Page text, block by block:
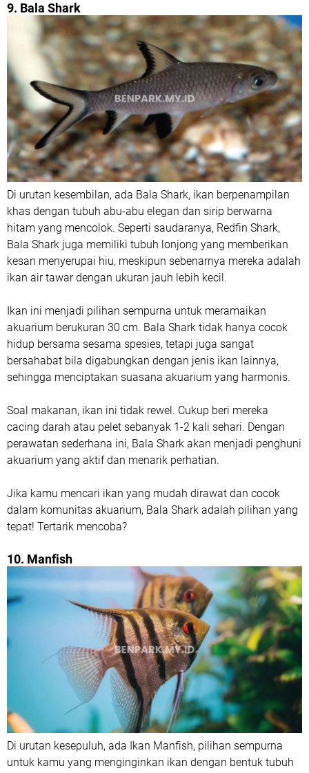
9. Bala Shark
Di urutan kesembilan, ada Bala Shark, ikan berpenampilan
khas dengan tubuh abu-abu elegan dan sirip berwarna
hitam yang mencolok. Seperti saudaranya, Redfin Shark,
Bala Shark juga memiliki tubuh lonjong yang memberikan
kesan menyerupai hiu, meskipun sebenarnya mereka adalah
ikan air tawar dengan ukuran jauh lebih kecil.
Ikan ini menjadi pilihan sempurna untuk meramaikan
akuarium berukuran 30 cm. Bala Shark tidak hanya cocok
hidup bersama sesama spesies, tetapi juga sangat
bersahabat bila digabungkan dengan jenis ikan lainnya,
sehingga menciptakan suasana akuarium yang harmonis.
Soal makanan, ikan ini tidak rewel. Cukup beri mereka
cacing darah atau pelet sebanyak 1-2 kali sehari. Dengan
perawatan sederhana ini, Bala Shark akan menjadi penghuni
akuarium yang aktif dan menarik perhatian.
Jika kamu mencari ikan yang mudah dirawat dan cocok
dalam komunitas akuarium, Bala Shark adalah pilihan yang
tepat! Tertarik mencoba?
10. Manfish
Di urutan kesepuluh, ada Ikan Manfish, pilihan sempurna
untuk kamu yang menginginkan ikan dengan bentuk tubuh